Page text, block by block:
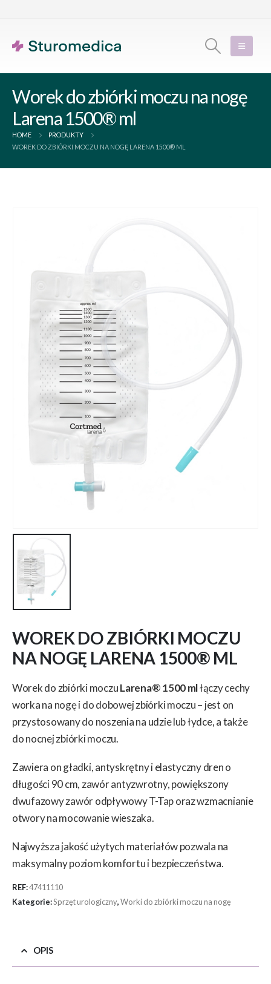
Worek do zbiórki moczu na nogę
Larena 1500® ml
HOME
PRODUKTY
WOREK DO ZBIÓRKI MOCZU NA NOGĘ LARENA 1500® ML
WOREK DO ZBIÓRKI MOCZU
NA NOGĘ LARENA 1500® ML
Worek do zbiórki moczuLarena® 1500 mlłączy cechy
worka na nogę i do dobowej zbiórki moczu – jest on
przystosowany do noszenia na udzie lub łydce, a także
do nocnej zbiórki moczu.
Zawiera on gładki, antyskrętny i elastyczny dren o
długości 90 cm, zawór antyzwrotny, powiększony
dwufazowy zawór odpływowy T-Tap oraz wzmacnianie
otwory na mocowanie wieszaka.
Najwyższa jakość użytych materiałów pozwala na
maksymalny poziom komfortu i bezpieczeństwa.
REF:47411110
Kategorie:Sprzęt urologiczny,Worki do zbiórki moczu na nogę
OPIS